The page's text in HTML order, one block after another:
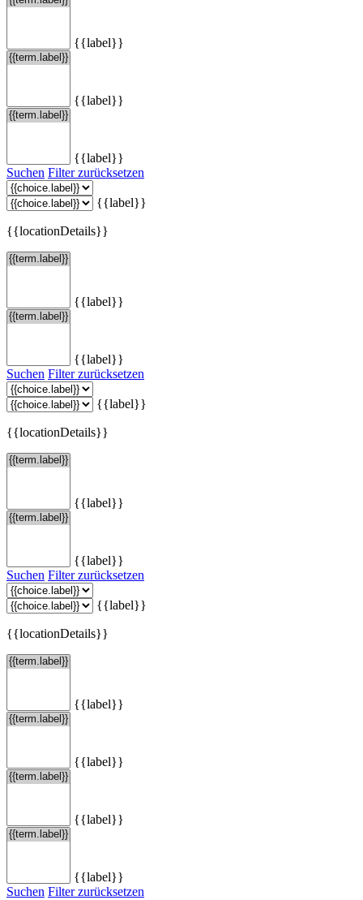
{{label}}
{{label}}
{{label}}
Suchen Filter zurücksetzen
{{label}}
{{locationDetails}}
{{label}}
{{label}}
Suchen Filter zurücksetzen
{{label}}
{{locationDetails}}
{{label}}
{{label}}
Suchen Filter zurücksetzen
{{label}}
{{locationDetails}}
{{label}}
{{label}}
{{label}}
{{label}}
Suchen Filter zurücksetzen